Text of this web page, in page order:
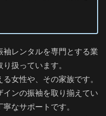
レンタルを専門とする業
扱っています。
女性や、その家族です。
ンの振袖を取り揃えてい
なサポートです。